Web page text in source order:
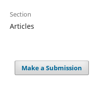
Section
Articles
Make a Submission